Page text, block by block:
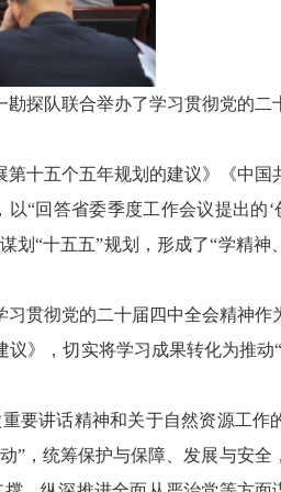
探队联合举办了学习贯彻党的二
十五个五年规划的建议》《中国
“回答省委季度工作会议提出的‘
划“十五五”规划，形成了“学精神
贯彻党的二十届四中全会精神作
》，切实将学习成果转化为推动
要讲话精神和关于自然资源工作
”，统筹保护与保障、发展与安全